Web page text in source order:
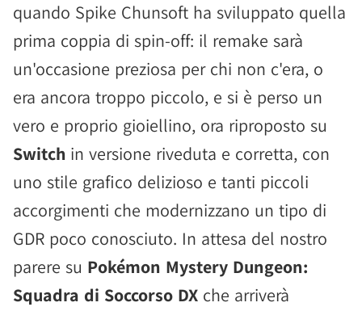
quando Spike Chunsoft ha sviluppato quella
prima coppia di spin-off: il remake sarà
un'occasione preziosa per chi non c'era, o
era ancora troppo piccolo, e si è perso un
vero e proprio gioiellino, ora riproposto su
Switch in versione riveduta e corretta, con
uno stile grafico delizioso e tanti piccoli
accorgimenti che modernizzano un tipo di
GDR poco conosciuto. In attesa del nostro
parere su Pokémon Mystery Dungeon:
Squadra di Soccorso DX che arriverà